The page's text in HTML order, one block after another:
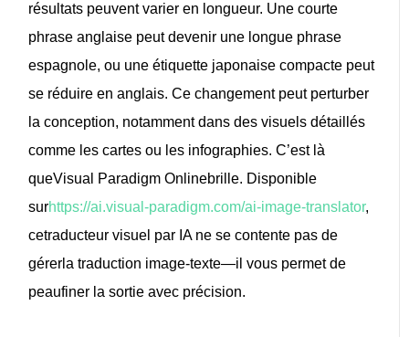
résultats peuvent varier en longueur. Une courte
phrase anglaise peut devenir une longue phrase
espagnole, ou une étiquette japonaise compacte peut
se réduire en anglais. Ce changement peut perturber
la conception, notamment dans des visuels détaillés
comme les cartes ou les infographies. C’est là
queVisual Paradigm Onlinebrille. Disponible
surhttps://ai.visual-paradigm.com/ai-image-translator,
cetraducteur visuel par IAne se contente pas de
gérer la traduction image-texte—il vous permet de
peaufiner la sortie avec précision.